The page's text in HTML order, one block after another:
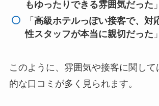
もゆったりできる雰囲気だった 」
「高級ホテルっぽい接客で、対
性スタッフが本当に親切だった 」
このように、雰囲気や接客に関し
的な口コミが多く見られます。